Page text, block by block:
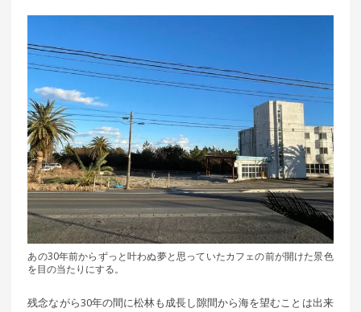
あの30年前からずっと叶わぬ夢と思っていたカフェの前が開けた景色
を目の当たりにする。
残念ながら30年の間に松林も成長し隙間から海を望むことは出来